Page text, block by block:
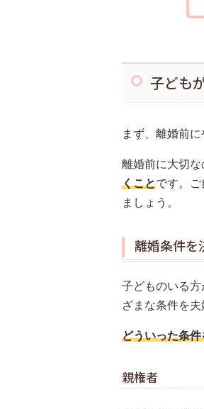
子ども
まず、離婚前
離婚前に大切な
くことです。
ましょう。
離婚条件を
子どものいる
ざまな条件を
どういった条
親権者